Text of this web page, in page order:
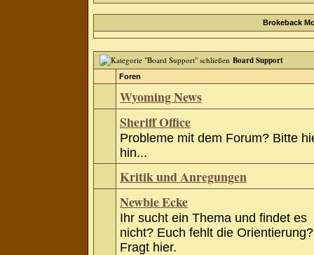
Brokeback
Board Support
Foren
Wyoming News
Sheriff Office
Probleme mit dem Forum? Bitte
hin...
Kritik und Anregungen
Newbie Ecke
Ihr sucht ein Thema und findet es
nicht? Euch fehlt die Orientierung?
Fragt hier.